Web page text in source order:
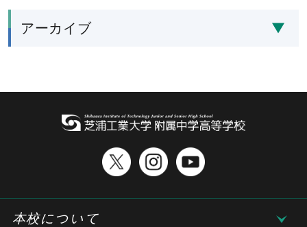
アーカイブ
本校について